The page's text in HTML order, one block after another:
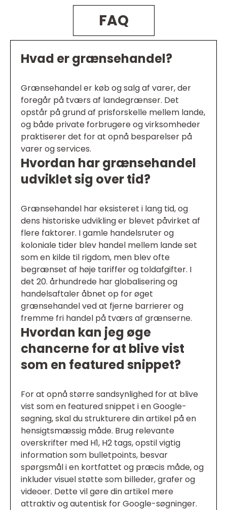
FAQ
Hvad er grænsehandel?
Grænsehandel er køb og salg af varer, der
foregår på tværs af landegrænser. Det
opstår på grund af prisforskelle mellem lande,
og både private forbrugere og virksomheder
praktiserer det for at opnå besparelser på
varer og services.
Hvordan har grænsehandel
udviklet sig over tid?
Grænsehandel har eksisteret i lang tid, og
dens historiske udvikling er blevet påvirket af
flere faktorer. I gamle handelsruter og
koloniale tider blev handel mellem lande set
som en kilde til rigdom, men blev ofte
begrænset af høje tariffer og toldafgifter. I
det 20. århundrede har globalisering og
handelsaftaler åbnet op for øget
grænsehandel ved at fjerne barrierer og
fremme fri handel på tværs af grænserne.
Hvordan kan jeg øge
chancerne for at blive vist
som en featured snippet?
For at opnå større sandsynlighed for at blive
vist som en featured snippet i en Google-
søgning, skal du strukturere din artikel på en
hensigtsmæssig måde. Brug relevante
overskrifter med H1, H2 tags, opstil vigtig
information som bulletpoints, besvar
spørgsmål i en kortfattet og præcis måde, og
inkluder visuel støtte som billeder, grafer og
videoer. Dette vil gøre din artikel mere
attraktiv og autentisk for Google-søgninger.